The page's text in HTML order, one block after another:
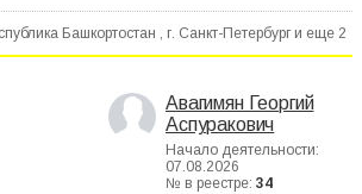
Башкортостан , г. Санкт-Петербург и еще 2
Авагимян Георгий
Аспуракович
Начало деятельности:
07.08.2026
№ в реестре: 34